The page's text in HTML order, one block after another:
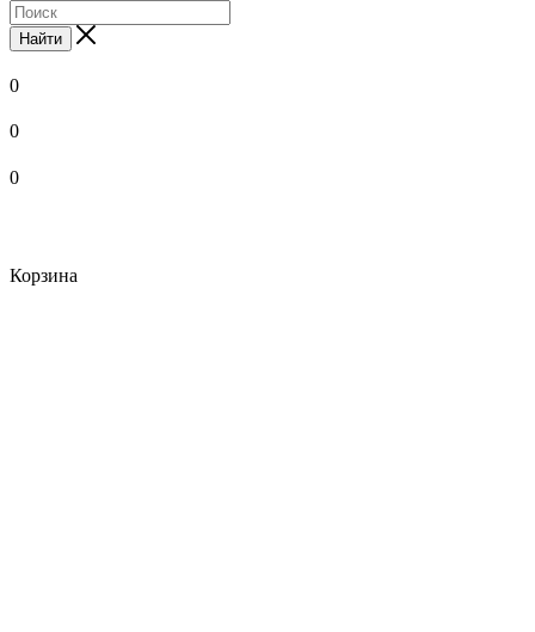
Найти
0
0
0
Корзина